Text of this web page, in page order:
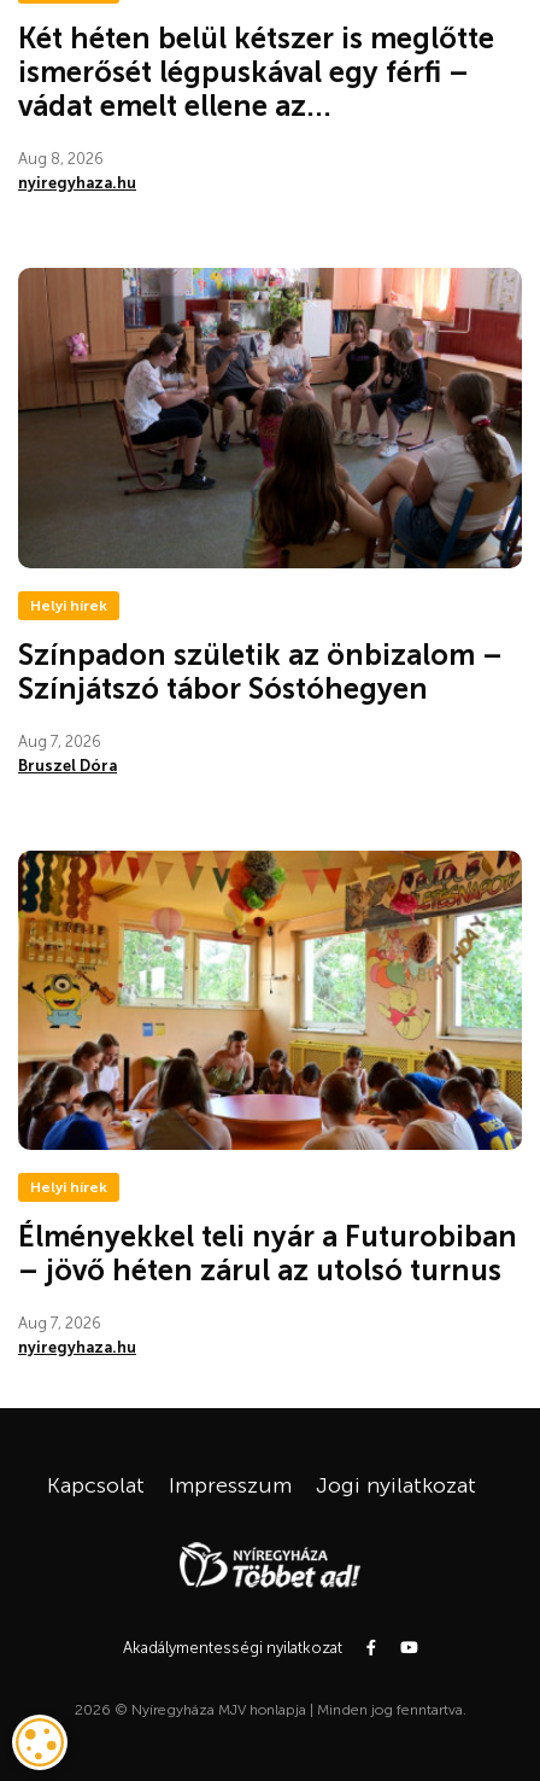
Két héten belül kétszer is meglőtte
ismerősét légpuskával egy férfi –
vádat emelt ellene az...
Aug 8, 2026
nyiregyhaza.hu
Helyi hírek
Színpadon születik az önbizalom –
Színjátszó tábor Sóstóhegyen
Aug 7, 2026
Bruszel Dóra
Helyi hírek
Élményekkel teli nyár a Futurobiban
– jövő héten zárul az utolsó turnus
Aug 7, 2026
nyiregyhaza.hu
Kapcsolat Impresszum Jogi nyilatkozat
Akadálymentességi nyilatkozat
2026 © Nyíregyháza MJV honlapja | Minden jog fenntartva.